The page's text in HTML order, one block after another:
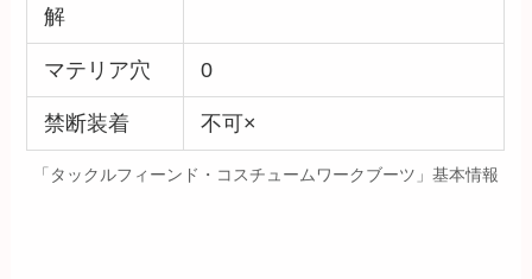
解
マテリア穴 0
禁断装着 不可×
「タックルフィーンド・コスチュームワークブーツ」基本情報